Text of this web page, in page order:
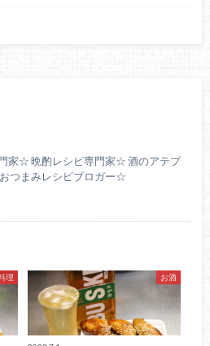
家☆ 晩酌レシピ専門家☆ 酒のアテプ
つまみレシピブロガー☆
理 お酒